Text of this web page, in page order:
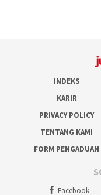
INDEKS
KARIR
PRIVACY POLICY
TENTANG KAMI
FORM PENGADUAN
Facebook